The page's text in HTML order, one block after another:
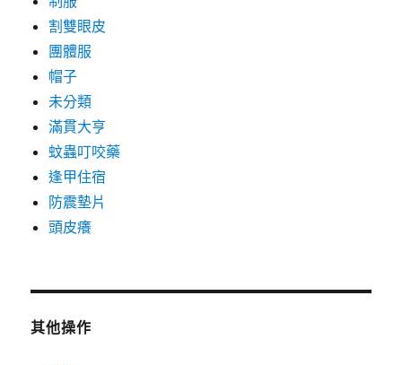
割雙眼皮
團體服
帽子
未分類
滿貫大亨
蚊蟲叮咬藥
逢甲住宿
防震墊片
頭皮癢
其他操作